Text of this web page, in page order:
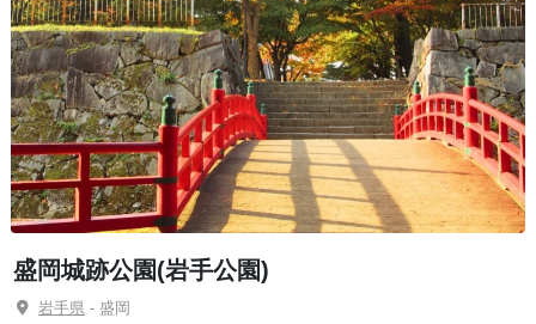
盛岡城跡公園(岩手公園)
岩手県- 盛岡